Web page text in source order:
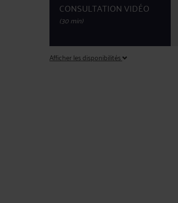
CONSULTATION VIDÉO
(30 min)
Afficher les disponibilités